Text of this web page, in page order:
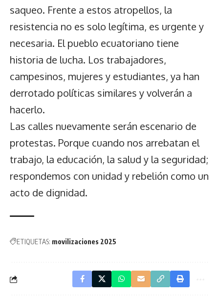
saqueo. Frente a estos atropellos, la
resistencia no es solo legítima, es urgente y
necesaria. El pueblo ecuatoriano tiene
historia de lucha. Los trabajadores,
campesinos, mujeres y estudiantes, ya han
derrotado políticas similares y volverán a
hacerlo.
Las calles nuevamente serán escenario de
protestas. Porque cuando nos arrebatan el
trabajo, la educación, la salud y la seguridad;
respondemos con unidad y rebelión como un
acto de dignidad.
ETIQUETAS: movilizaciones 2025